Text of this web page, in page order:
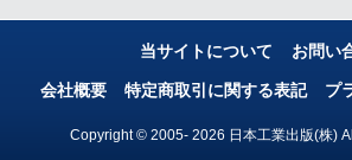
当サイトについて お問い
会社概要 特定商取引に関する表記 プ
Copyright © 2005- 2026 日本工業出版(株)